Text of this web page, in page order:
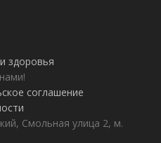
здоровья
соглашение
Смольная улица 2, м.